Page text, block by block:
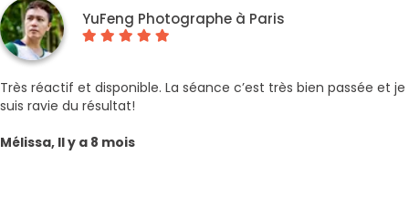
YuFeng Photographe à Paris
Très réactif et disponible. La séance c’est très bien passée et je
suis ravie du résultat!
Mélissa, Il y a 8 mois